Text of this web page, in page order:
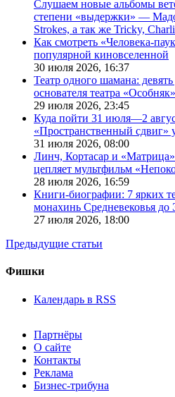
Слушаем новые альбомы
степени «выдержки» —
Strokes, а так же Tricky,
Как смотреть «Человека-
популярной киновселенной
30 июля 2026, 16:37
Театр одного шамана:
основателя театра
29 июля 2026, 23:45
Куда пойти 31 июля—2
«Пространственный
31 июля 2026, 08:00
Линч, Кортасар и
цепляет мультфильм
28 июля 2026, 16:59
Книги-биографии: 7 ярких
монахинь Средневековья
27 июля 2026, 18:00
Предыдущие статьи
Фишки
Календарь в RSS
Партнёры
О сайте
Контакты
Реклама
Бизнес-трибуна